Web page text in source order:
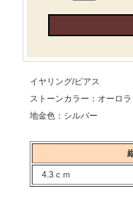
イヤリング/ピアス
ストーンカラー：オーロラ
地金色：シルバー
4.3ｃｍ